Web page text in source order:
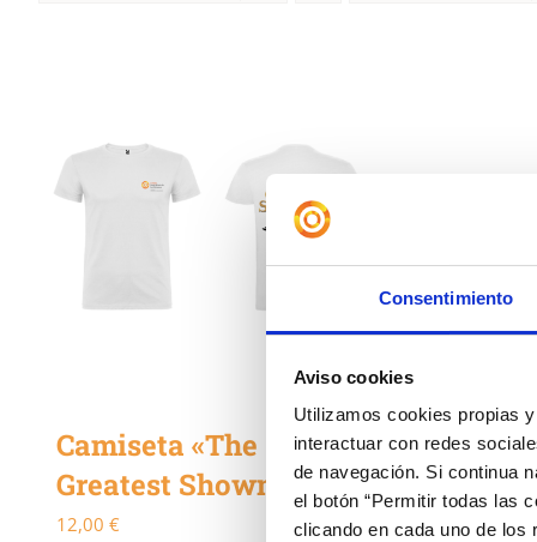
Consentimiento
Aviso cookies
Utilizamos cookies propias
interactuar con redes
de navegación. Si continua
el botón “Permitir todas las
clicando en cada uno de
Camiseta «The
Greatest Showman»
12,00 €